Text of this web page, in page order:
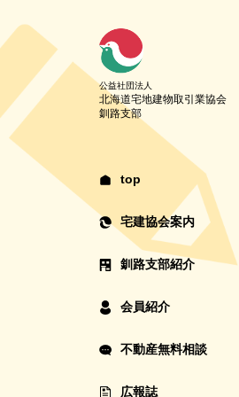
公益社団法人
北海道宅地建物取引業協会
釧路支部
top
宅建協会案内
釧路支部紹介
会員紹介
不動産無料相談
広報誌